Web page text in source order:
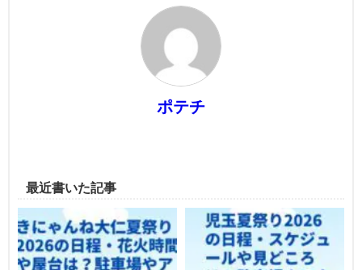
ポテチ
最近書いた記事